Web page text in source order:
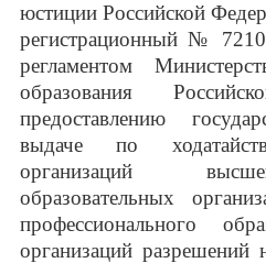
юстиции Российской
регистрационный №
регламентом
образования
предоставлению
выдаче по
организаций
образовательных
профессионального
организаций разрешений